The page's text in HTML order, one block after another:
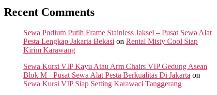
Recent Comments
Sewa Podium Putih Frame Stainless Jaksel – Pusat Sewa Alat
Pesta Lengkap Jakarta Bekasi on Rental Misty Cool Siap
Kirim Karawang
Sewa Kursi VIP Kayu Atau Arm Chairs VIP Gedung Asean
Blok M - Pusat Sewa Alat Pesta Berkualitas Di Jakarta on
Sewa Kursi VIP Siap Setting Karawaci Tanggerang